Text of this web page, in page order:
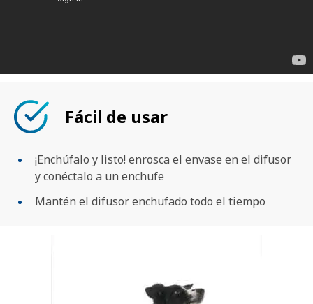
Fácil de usar
¡Enchúfalo y listo! enrosca el envase en el difusor
y conéctalo a un enchufe
Mantén el difusor enchufado todo el tiempo